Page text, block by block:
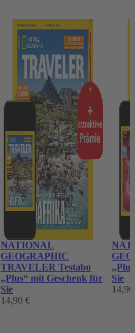
NATIONAL
GEOGRAPHIC
TRAVELER Testabo
„Plus“ mit Geschenk für
Sie
14,90 €
Sie